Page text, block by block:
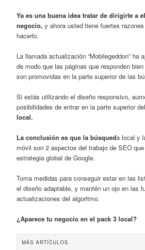
Ya es una buena idea tratar de dirigirte a
negocio, y ahora usted tiene fuertes
hacerlo.
La llamada actualización “Mobilegeddon” ha
de modo que las páginas que responden
son promovidas en la parte superior de las
Si estás utilizando el diseño responsivo,
posibilidades de entrar en la parte superior
local.
La conclusión es que la búsqueda local y
móvil son 2 aspectos del trabajo de SEO
estrategia global de Google.
Toma medidas para conseguir estar en las
el diseño adaptable, y mantén un ojo en las
actualizaciones del algoritmo.
¿Aparece tu negocio en el pack 3 local?
MÁS ARTÍCULOS